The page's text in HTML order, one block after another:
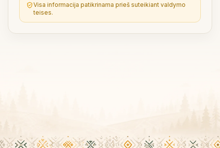
Visa informacija patikrinama prieš suteikiant valdymo
teises.